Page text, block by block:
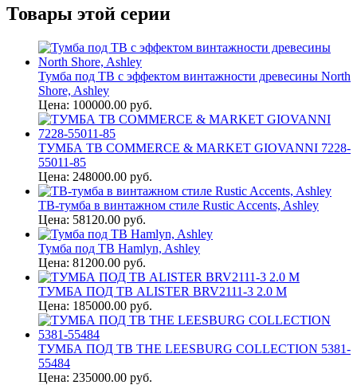
Товары этой серии
Тумба под ТВ с эффектом винтажности древесины North
Shore, Ashley
Цена: 100000.00 руб.
ТУМБА ТВ COMMERCE & MARKET GIOVANNI 7228-
55011-85
Цена: 248000.00 руб.
ТВ-тумба в винтажном стиле Rustic Accents, Ashley
Цена: 58120.00 руб.
Тумба под ТВ Hamlyn, Ashley
Цена: 81200.00 руб.
ТУМБА ПОД ТВ ALISTER BRV2111-3 2.0 M
Цена: 185000.00 руб.
ТУМБА ПОД ТВ THE LEESBURG COLLECTION 5381-
55484
Цена: 235000.00 руб.